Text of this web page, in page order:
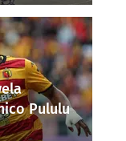
Pululu